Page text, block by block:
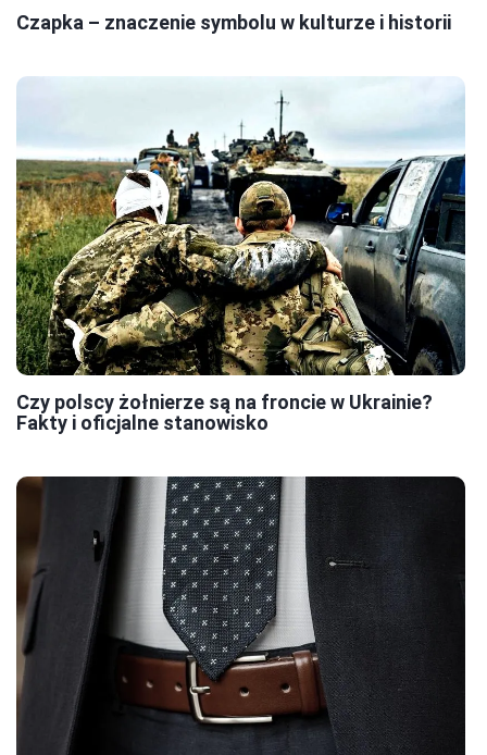
Czapka – znaczenie symbolu w kulturze i historii
Czy polscy żołnierze są na froncie w Ukrainie?
Fakty i oficjalne stanowisko